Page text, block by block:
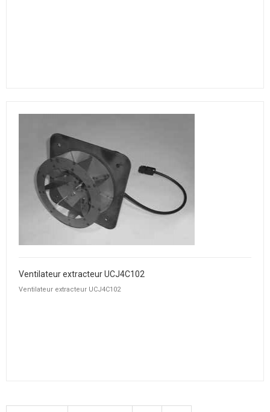
Ventilateur extracteur UCJ4C102
Ventilateur extracteur UCJ4C102